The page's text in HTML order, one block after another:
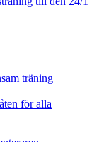
träning
för alla